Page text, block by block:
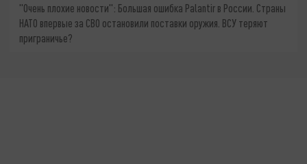
"Очень плохие новости": Большая ошибка Palantir в России. Страны
НАТО впервые за СВО остановили поставки оружия. ВСУ теряют
приграничье?